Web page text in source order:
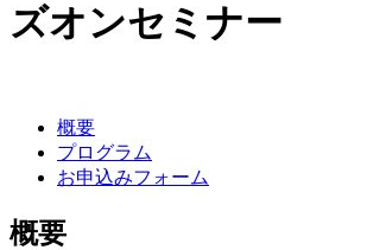
ズオンセミナー
概要
プログラム
お申込みフォーム
概要